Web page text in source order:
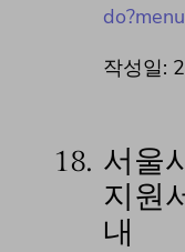
작성일:
18. 서울
지원
내